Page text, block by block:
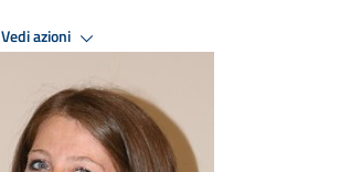
Vedi azioni